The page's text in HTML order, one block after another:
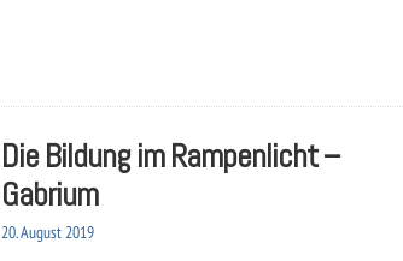
Die Bildung im Rampenlicht –
Gabrium
20. August 2019